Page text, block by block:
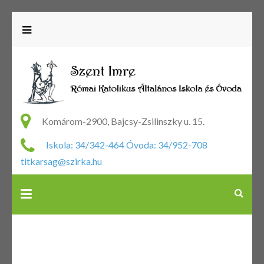
Komárom-2900, Bajcsy-Zsilinszky u. 15.
Iskola: 34/342-464 Óvoda: 34/952-708
titkarsag@szirka.hu